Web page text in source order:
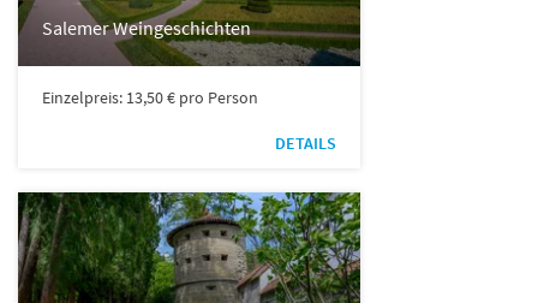
Salemer Weingeschichten
Einzelpreis: 13,50 € pro Person
DETAILS